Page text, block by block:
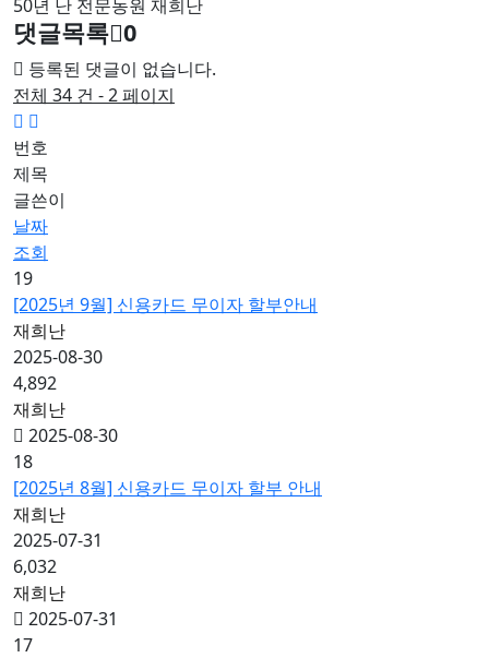
50년 난 전문농원 재희난
댓글목록 0
등록된 댓글이 없습니다.
전체 34 건 - 2 페이지
번호
제목
글쓴이
날짜
조회
19
[2025년 9월] 신용카드 무이자 할부안내
재희난
2025-08-30
4,892
재희난
2025-08-30
18
[2025년 8월] 신용카드 무이자 할부 안내
재희난
2025-07-31
6,032
재희난
2025-07-31
17